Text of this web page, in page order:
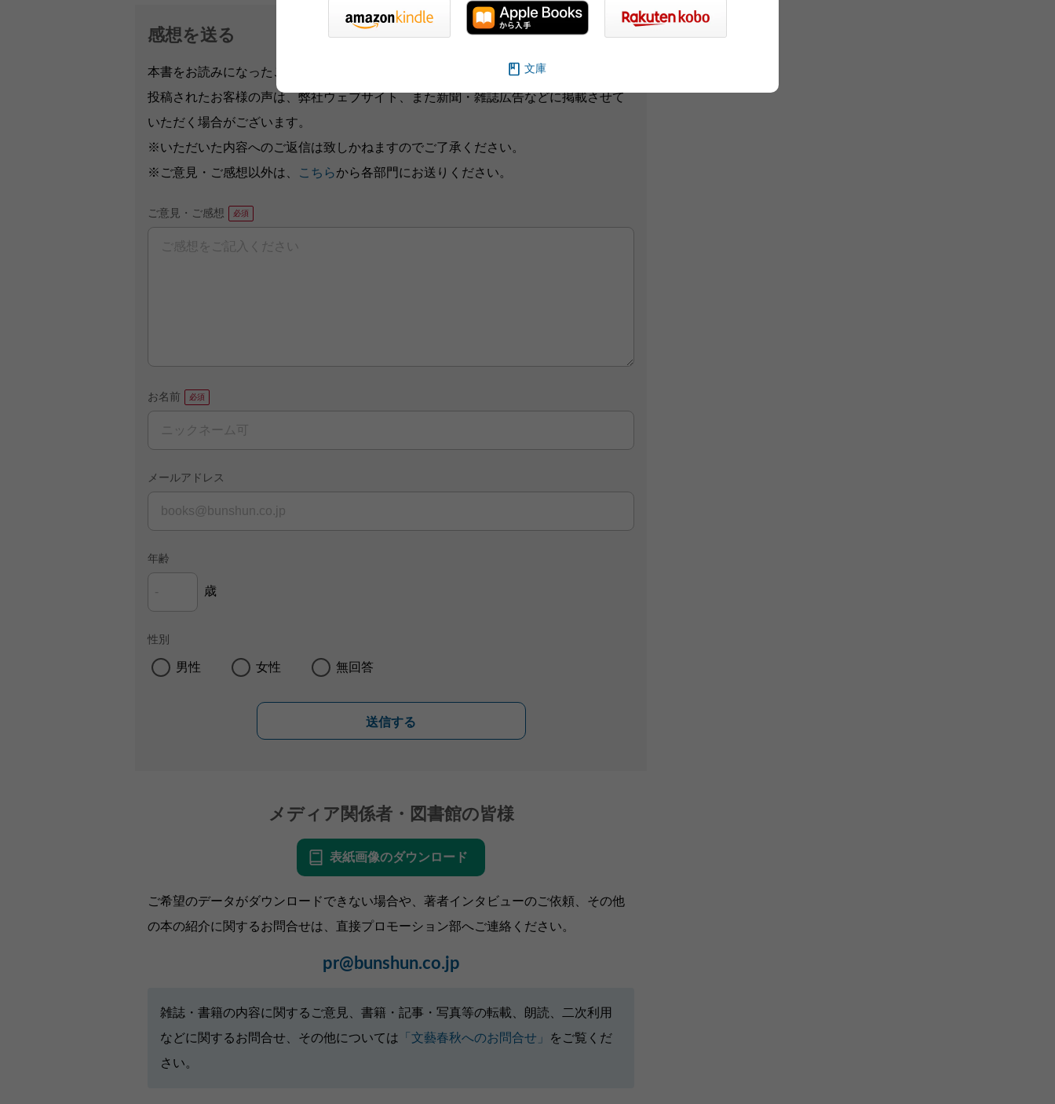
感想を送る
本書をお読みになったご意見・ご感想をお寄せください。
投稿されたお客様の声は、弊社ウェブサイト、また新聞・雑誌広告などに掲載させて
いただく場合がございます。
※いただいた内容へのご返信は致しかねますのでご了承ください。
※ご意見・ご感想以外は、
こちらから各部門にお送りください。
ご意見・ご感想
お名前
メールアドレス
年齢
歳
性別
男性 女性 無回答
送信する
メディア関係者・図書館の皆様
表紙画像のダウンロード
ご希望のデータがダウンロードできない場合や、著者インタビューのご依頼、その他
の本の紹介に関するお問合せは、直接プロモーション部へご連絡ください。
pr@bunshun.co.jp
雑誌・書籍の内容に関するご意見、書籍・記事・写真等の転載、朗読、二次利用
などに関するお問合せ、その他については 「文藝春秋へのお問合せ」
をご覧くだ
さい。
文庫